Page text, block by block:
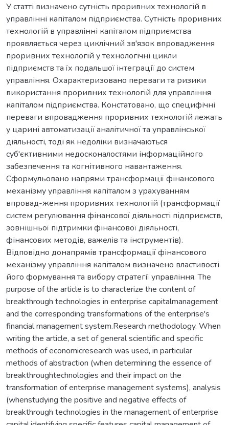
У статті визначено сутність проривних технологій в
управлінні капіталом підприємства. Сутність проривних
технологій в управлінні капіталом підприємства
проявляється через циклічний зв'язок впровадження
проривних технологій у технологічні цикли
підприємств та їх подальшої інтеграції до систем
управління. Охарактеризовано переваги та ризики
використання проривних технологій для управління
капіталом підприємства. Констатовано, що специфічні
переваги впровадження проривних технологій лежать
у царині автоматизації аналітичної та управлінської
діяльності, тоді як недоліки визначаються
суб'єктивними недосконалостями інформаційного
забезпечення та когнітивного навантаження.
Сформульовано напрями трансформації фінансового
механізму управління капіталом з урахуванням
впровад-ження проривних технологій (трансформації
систем регулювання фінансової діяльності підприємств,
зовнішньої підтримки фінансової діяльності,
фінансових методів, важелів та інструментів).
Відповідно донапрямів трансформації фінансового
механізму управління капіталом визначено властивості
його формування та вибору стратегії управління. The
purpose of the article is to characterize the content of
breakthrough technologies in enterprise capitalmanagement
and the corresponding transformations of the enterprise's
financial management system.Research methodology. When
writing the article, a set of general scientific and specific
methods of economicresearch was used, in particular
methods of abstraction (when determining the essence of
breakthroughtechnologies and their impact on the
transformation of enterprise management systems), analysis
(whenstudying the positive and negative effects of
breakthrough technologies in the management of enterprise